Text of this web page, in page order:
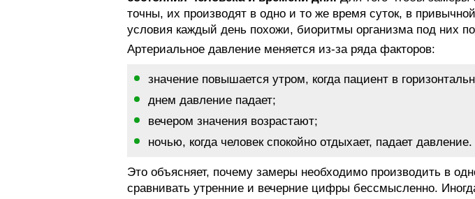
точны, их производят в одно и то же время суток, в
условия каждый день похожи, биоритмы организма под них
Артериальное давление меняется из-за ряда факторов:
значение повышается утром, когда пациент в
днем давление падает;
вечером значения возрастают;
ночью, когда человек спокойно отдыхает, падает давление.
Это объясняет, почему замеры необходимо производить в
сравнивать утренние и вечерние цифры бессмысленно.